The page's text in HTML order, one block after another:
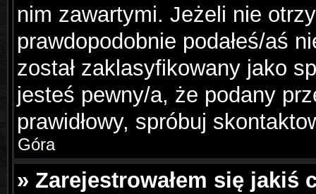
nim zawartymi. Jeżeli nie
prawdopodobnie podałeś/aś
został zaklasyfikowany jako
jesteś pewny/a, że podany
prawidłowy, spróbuj
Góra
» Zarejestrowałem się jakiś